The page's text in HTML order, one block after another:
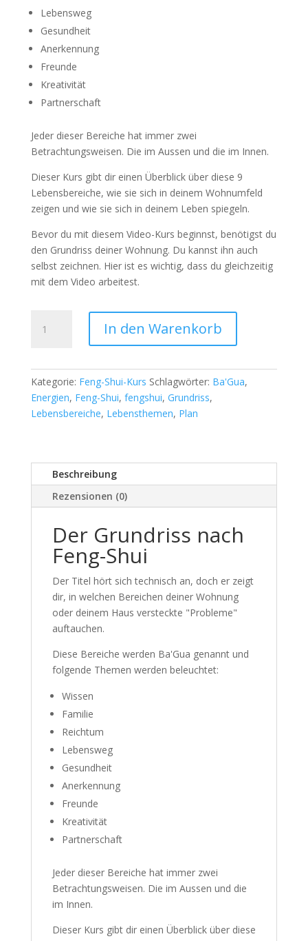
Lebensweg
Gesundheit
Anerkennung
Freunde
Kreativität
Partnerschaft
Jeder dieser Bereiche hat immer zwei
Betrachtungsweisen. Die im Aussen und die im Innen.
Dieser Kurs gibt dir einen Überblick über diese 9
Lebensbereiche, wie sie sich in deinem Wohnumfeld
zeigen und wie sie sich in deinem Leben spiegeln.
Bevor du mit diesem Video-Kurs beginnst, benötigst du
den Grundriss deiner Wohnung. Du kannst ihn auch
selbst zeichnen. Hier ist es wichtig, dass du gleichzeitig
mit dem Video arbeitest.
Grundriss
Shui
Menge
In den Warenkorb
Kategorie: Feng-Shui-Kurs Schlagwörter: Ba'Gua,
Energien, Feng-Shui, fengshui, Grundriss,
Lebensbereiche, Lebensthemen, Plan
Beschreibung
Rezensionen (0)
Der Grundriss nach
Feng-Shui
Der Titel hört sich technisch an, doch er zeigt
dir, in welchen Bereichen deiner Wohnung
oder deinem Haus versteckte "Probleme"
auftauchen.
Diese Bereiche werden Ba'Gua genannt und
folgende Themen werden beleuchtet:
Wissen
Familie
Reichtum
Lebensweg
Gesundheit
Anerkennung
Freunde
Kreativität
Partnerschaft
Jeder dieser Bereiche hat immer zwei
Betrachtungsweisen. Die im Aussen und die
im Innen.
Dieser Kurs gibt dir einen Überblick über diese